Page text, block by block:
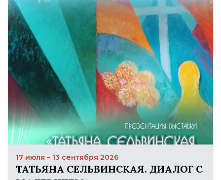
17 июля – 13 сентября 2026
ТАТЬЯНА СЕЛЬВИНСКАЯ. ДИАЛОГ С